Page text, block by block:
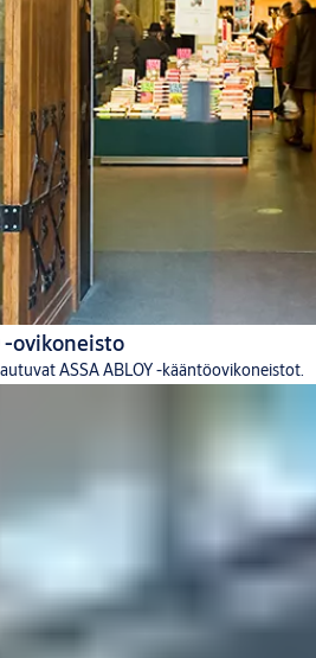
-ovikoneisto
ASSA ABLOY -kääntöovikoneistot.